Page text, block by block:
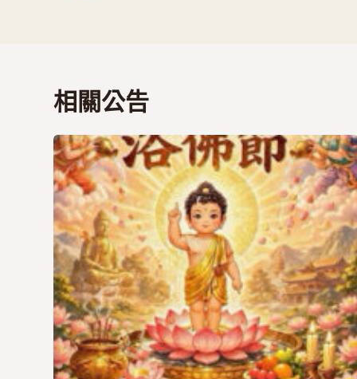
相關公告